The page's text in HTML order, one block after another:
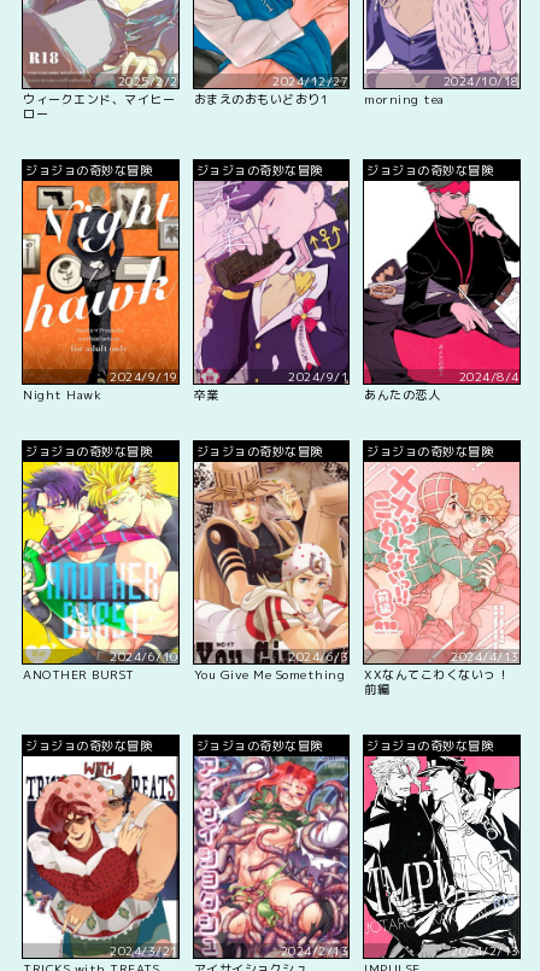
2025/2/2
ウィークエンド、マイヒー
ロー
2024/12/27
おまえのおもいどおり1
2024/10/18
morning tea
ジョジョの奇妙な冒険
2024/9/19
Night Hawk
ジョジョの奇妙な冒険
2024/9/1
卒業
ジョジョの奇妙な冒険
2024/8/4
あんたの恋人
ジョジョの奇妙な冒険
2024/6/10
ANOTHER BURST
ジョジョの奇妙な冒険
2024/6/3
You Give Me Something
ジョジョの奇妙な冒険
2024/4/13
XXなんてこわくないっ！
前編
ジョジョの奇妙な冒険
2024/3/21
ジョジョの奇妙な冒険
2024/2/13
ジョジョの奇妙な冒険
2024/2/13